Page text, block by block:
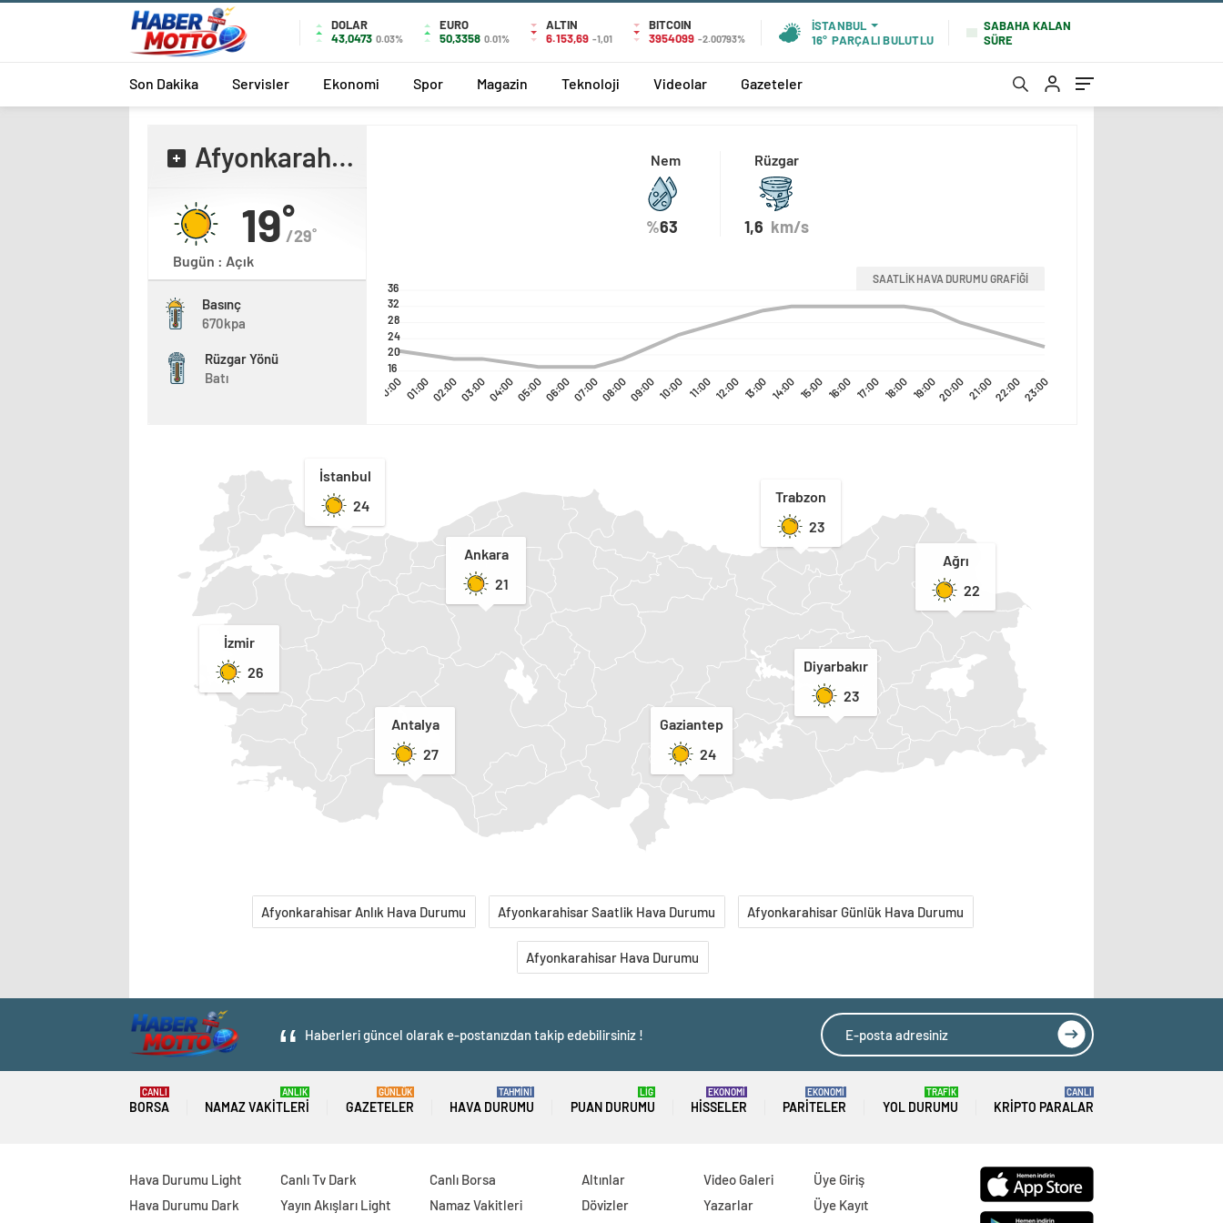
DOLAR
43,0473 0.03%
EURO
50,3358 0.01%
ALTIN
6.153,69 -1,01
BITCOIN
3954099 -2.00793%
İSTANBUL
16° PARÇALI BULUTLU
SABAHA KALAN
SÜRE
Son Dakika Servisler Ekonomi Spor Magazin Teknoloji Videolar Gazeteler
Afyonkarahisar
19˚
/29˚
Bugün : Açık
Basınç
670kpa
Rüzgar Yönü
Batı
Nem
%63
Rüzgar
1,6 km/s
SAATLİK HAVA DURUMU GRAFİĞİ
00:0001:0002:0003:0004:0005:0006:0007:0008:0009:0010:00 11:00 12:00 13:00 14:00 15:00 16:00 17:00 18:00 19:0020:0021:0022:0023:00
36
32
28
24
20
16
İstanbul
24
İzmir
26
Ankara
21
Antalya
27
Trabzon
23
Ağrı
22
Diyarbakır
23
Gaziantep
24
Afyonkarahisar Anlık Hava Durumu Afyonkarahisar Saatlik Hava Durumu Afyonkarahisar Günlük Hava Durumu
Afyonkarahisar Hava Durumu
Haberleri güncel olarak e-postanızdan takip edebilirsiniz !
BORSA
CANLI
NAMAZ VAKITLERI
ANLIK
GAZETELER
GÜNLÜK
HAVA DURUMU
TAHMİNİ
PUAN DURUMU
LİG
HISSELER
EKONOMİ
PARITELER
EKONOMİ
YOL DURUMU
TRAFİK
KRIPTO PARALAR
CANLI
Hava Durumu Light
Hava Durumu Dark
Canlı Tv Dark
Yayın Akışları Light
Canlı Borsa
Namaz Vakitleri
Altınlar
Dövizler
Video Galeri
Yazarlar
Üye Giriş
Üye Kayıt